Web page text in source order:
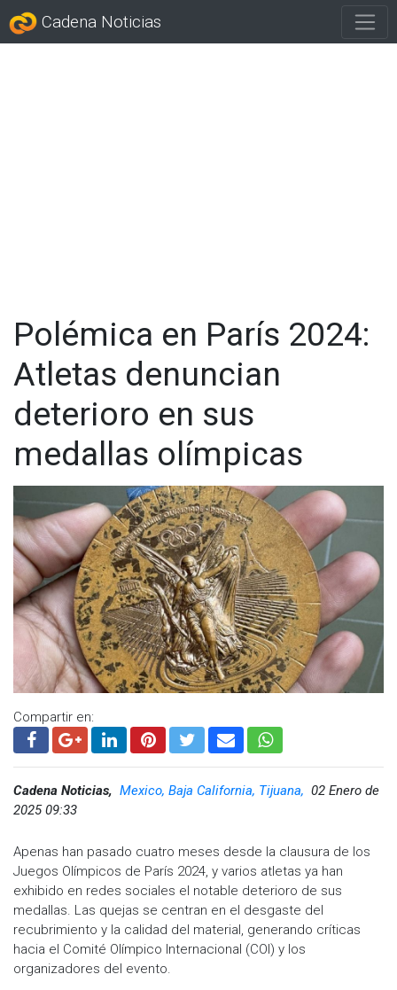
Cadena Noticias
Polémica en París 2024:
Atletas denuncian
deterioro en sus
medallas olímpicas
Compartir en:
Cadena Noticias, Mexico, Baja California, Tijuana, 02 Enero de
2025 09:33
Apenas han pasado cuatro meses desde la clausura de los
Juegos Olímpicos de París 2024, y varios atletas ya han
exhibido en redes sociales el notable deterioro de sus
medallas. Las quejas se centran en el desgaste del
recubrimiento y la calidad del material, generando críticas
hacia el Comité Olímpico Internacional (COI) y los
organizadores del evento.